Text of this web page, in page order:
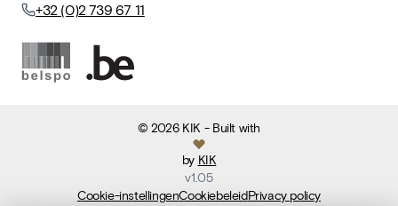
+32 (0)2 739 67 11
©2026 KIK - Built with
by KIK
v1.05
Cookie-instellingenCookiebeleidPrivacy policy